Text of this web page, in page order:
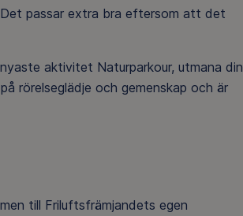
passar extra bra eftersom att det
aktivitet Naturparkour, utmana din
rörelseglädje och gemenskap och är
till Friluftsfrämjandets egen